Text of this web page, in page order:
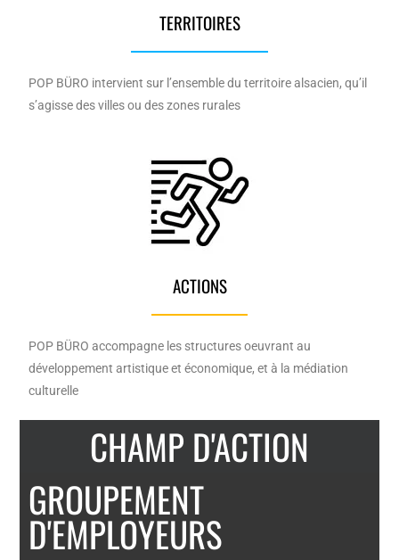
TERRITOIRES
POP BÜRO intervient sur l’ensemble du territoire alsacien, qu’il
s’agisse des villes ou des zones rurales
ACTIONS
POP BÜRO accompagne les structures oeuvrant au
développement artistique et économique, et à la médiation
culturelle
CHAMP D'ACTION
GROUPEMENT
D'EMPLOYEURS